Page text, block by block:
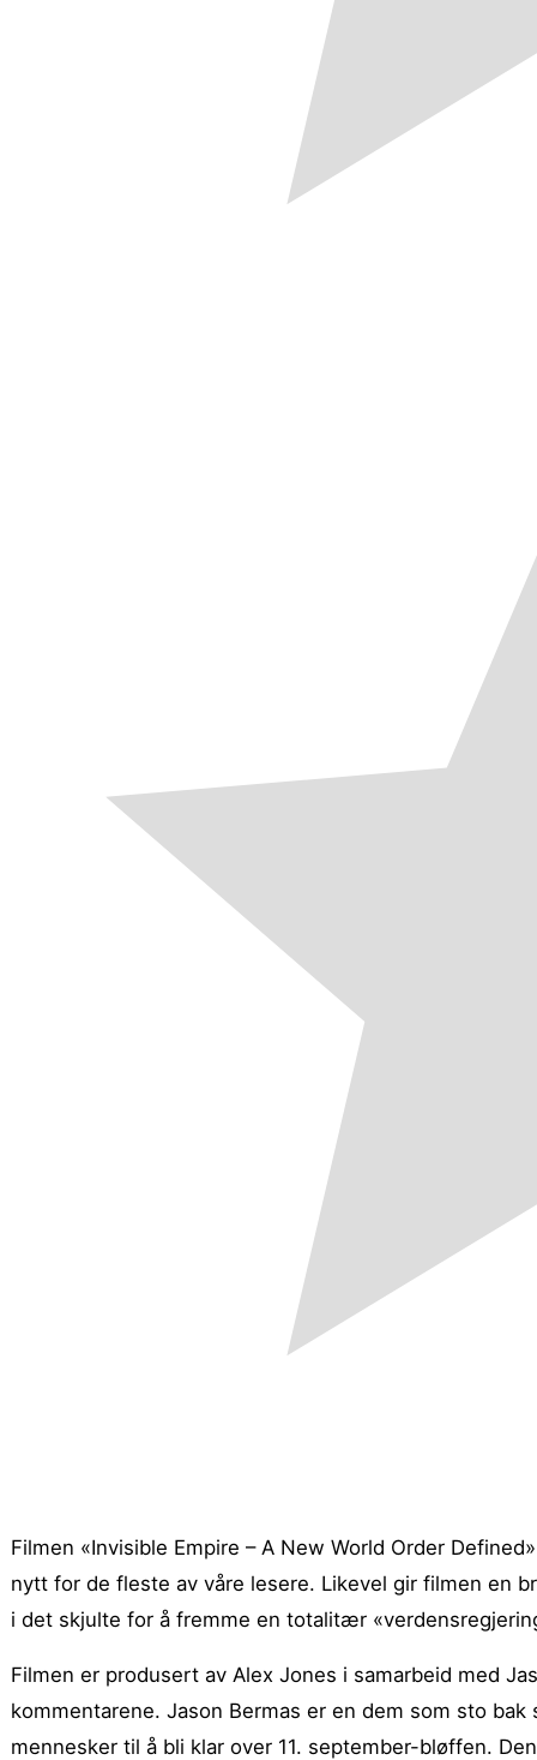
Filmen «Invisible Empire – A New World Order
nytt for de fleste av våre lesere. Likevel gir filmen en
i det skjulte for å fremme en totalitær
Filmen er produsert av Alex Jones i samarbeid med
kommentarene. Jason Bermas er en dem som sto
mennesker til å bli klar over 11. september-bløffen.